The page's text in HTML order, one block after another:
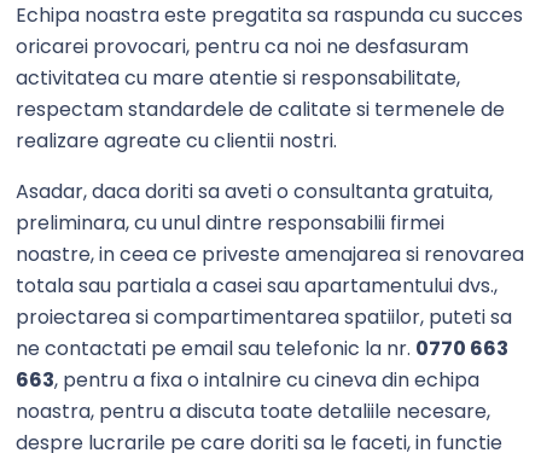
Echipa noastra este pregatita sa raspunda cu succes
oricarei provocari, pentru ca noi ne desfasuram
activitatea cu mare atentie si responsabilitate,
respectam standardele de calitate si termenele de
realizare agreate cu clientii nostri.
Asadar, daca doriti sa aveti o consultanta gratuita,
preliminara, cu unul dintre responsabilii firmei
noastre, in ceea ce priveste amenajarea si renovarea
totala sau partiala a casei sau apartamentului dvs.,
proiectarea si compartimentarea spatiilor, puteti sa
ne contactati pe email sau telefonic la nr. 0770 663
663, pentru a fixa o intalnire cu cineva din echipa
noastra, pentru a discuta toate detaliile necesare,
despre lucrarile pe care doriti sa le faceti, in functie